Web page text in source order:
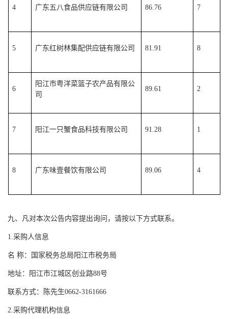
4 广东五八食品供应链有限公司 86.76 7
5 广东红树林集配供应链有限公司 81.91 8
6
阳江市粤洋菜篮子农产品有限公
司
89.61 2
7 阳江一只蟹食品科技有限公司 91.28 1
8 广东味壹餐饮有限公司 89.06 4
九、凡对本次公告内容提出询问，请按以下方式联系。
1.采购人信息
名 称：国家税务总局阳江市税务局
地址：阳江市江城区创业路88号
联系方式：陈先生0662-3161666
2.采购代理机构信息